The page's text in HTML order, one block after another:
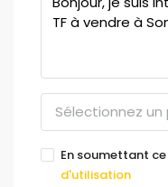
Sélectionnez un
En soumettant
d'utilisation